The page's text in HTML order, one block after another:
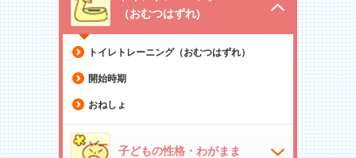
（おむつはずれ)
トイレトレーニング（おむつはずれ）
開始時期
おねしょ
子どもの性格・わがまま